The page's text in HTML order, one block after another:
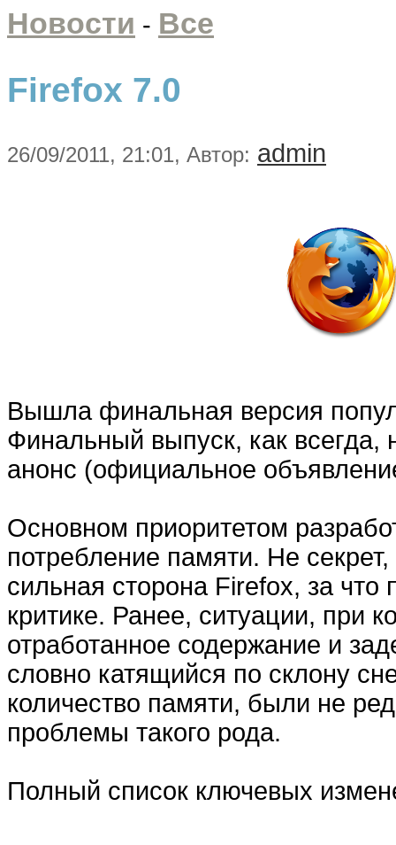
Новости - Все
Firefox 7.0
26/09/2011, 21:01, Автор: admin
Вышла финальная версия
Финальный выпуск, как
анонс (официальное
Основном приоритетом
потребление памяти. Не
сильная сторона Firefox, за что
критике. Ранее, ситуации, при
отработанное содержание и
словно катящийся по склону
количество памяти, были не
проблемы такого рода.
Полный список ключевых